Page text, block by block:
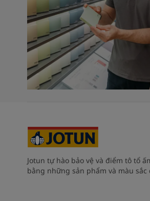
Jotun tự hào bảo vệ và điểm tô tổ
bằng những sản phẩm và màu sắc